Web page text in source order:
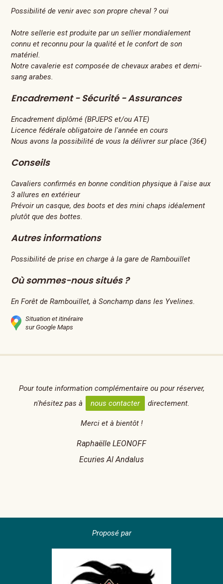
Possibilité de venir avec son propre cheval ? oui
Notre sellerie est produite par un sellier mondialement
connu et reconnu pour la qualité et le confort de son
matériel.
Notre cavalerie est composée de chevaux arabes et demi-
sang arabes.
Encadrement - Sécurité - Assurances
Encadrement diplômé (BPJEPS et/ou ATE)
Licence fédérale obligatoire de l'année en cours
Nous avons la possibilité de vous la délivrer sur place (36€)
Conseils
Cavaliers confirmés en bonne condition physique à l'aise aux
3 allures en extérieur
Prévoir un casque, des boots et des mini chaps idéalement
plutôt que des bottes.
Autres informations
Possibilité de prise en charge à la gare de Rambouillet
Où sommes-nous situés ?
En Forêt de Rambouillet, à Sonchamp dans les Yvelines.
Situation et itinéraire
sur Google Maps
Pour toute information complémentaire ou pour réserver,
n'hésitez pas à
nous contacter directement.
Merci et à bientôt !
Raphaëlle LEONOFF
Ecuries Al Andalus
Proposé par